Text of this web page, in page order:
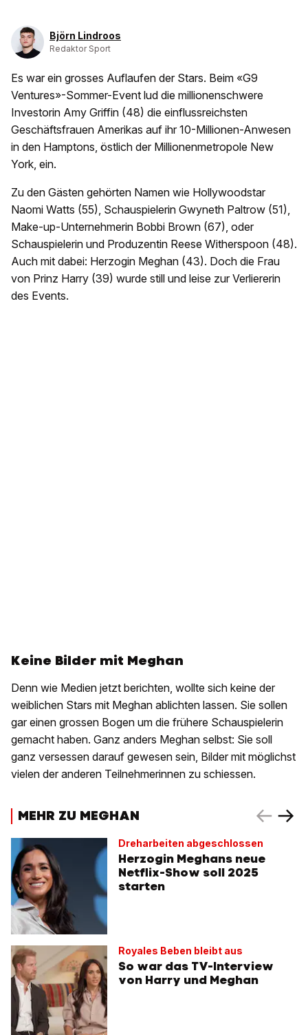
Björn Lindroos
Redaktor Sport
Es war ein grosses Auflaufen der Stars. Beim «G9
Ventures»-Sommer-Event lud die millionenschwere
Investorin Amy Griffin (48) die einflussreichsten
Geschäftsfrauen Amerikas auf ihr 10-Millionen-Anwesen
in den Hamptons, östlich der Millionenmetropole New
York, ein.
Zu den Gästen gehörten Namen wie Hollywoodstar
Naomi Watts (55), Schauspielerin Gwyneth Paltrow (51),
Make-up-Unternehmerin Bobbi Brown (67), oder
Schauspielerin und Produzentin Reese Witherspoon (48).
Auch mit dabei: Herzogin Meghan (43). Doch die Frau
von Prinz Harry (39) wurde still und leise zur Verliererin
des Events.
Keine Bilder mit Meghan
Denn wie Medien jetzt berichten, wollte sich keine der
weiblichen Stars mit Meghan ablichten lassen. Sie sollen
gar einen grossen Bogen um die frühere Schauspielerin
gemacht haben. Ganz anders Meghan selbst: Sie soll
ganz versessen darauf gewesen sein, Bilder mit möglichst
vielen der anderen Teilnehmerinnen zu schiessen.
MEHR ZU MEGHAN
Dreharbeiten abgeschlossen
Herzogin Meghans neue
Netflix-Show soll 2025
starten
Royales Beben bleibt aus
So war das TV-Interview
von Harry und Meghan